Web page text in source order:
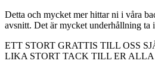
Detta och mycket mer hittar ni i våra
avsnitt. Det är mycket underhållning ta
ETT STORT GRATTIS TILL OSS
LIKA STORT TACK TILL ER ALLA